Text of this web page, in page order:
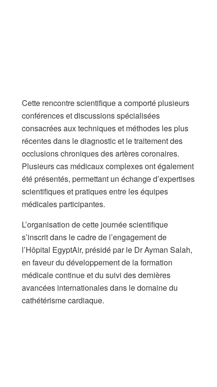
Cette rencontre scientifique a comporté plusieurs
conférences et discussions spécialisées
consacrées aux techniques et méthodes les plus
récentes dans le diagnostic et le traitement des
occlusions chroniques des artères coronaires.
Plusieurs cas médicaux complexes ont également
été présentés, permettant un échange d’expertises
scientifiques et pratiques entre les équipes
médicales participantes.
L’organisation de cette journée scientifique
s’inscrit dans le cadre de l’engagement de
l’Hôpital EgyptAir, présidé par le Dr Ayman Salah,
en faveur du développement de la formation
médicale continue et du suivi des dernières
avancées internationales dans le domaine du
cathétérisme cardiaque.